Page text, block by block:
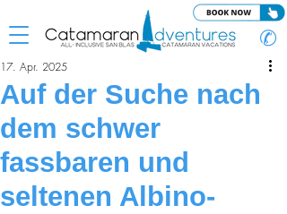
✆
Auf der Suche nach
dem schwer
fassbaren und
seltenen Albino-
17. Apr. 2025